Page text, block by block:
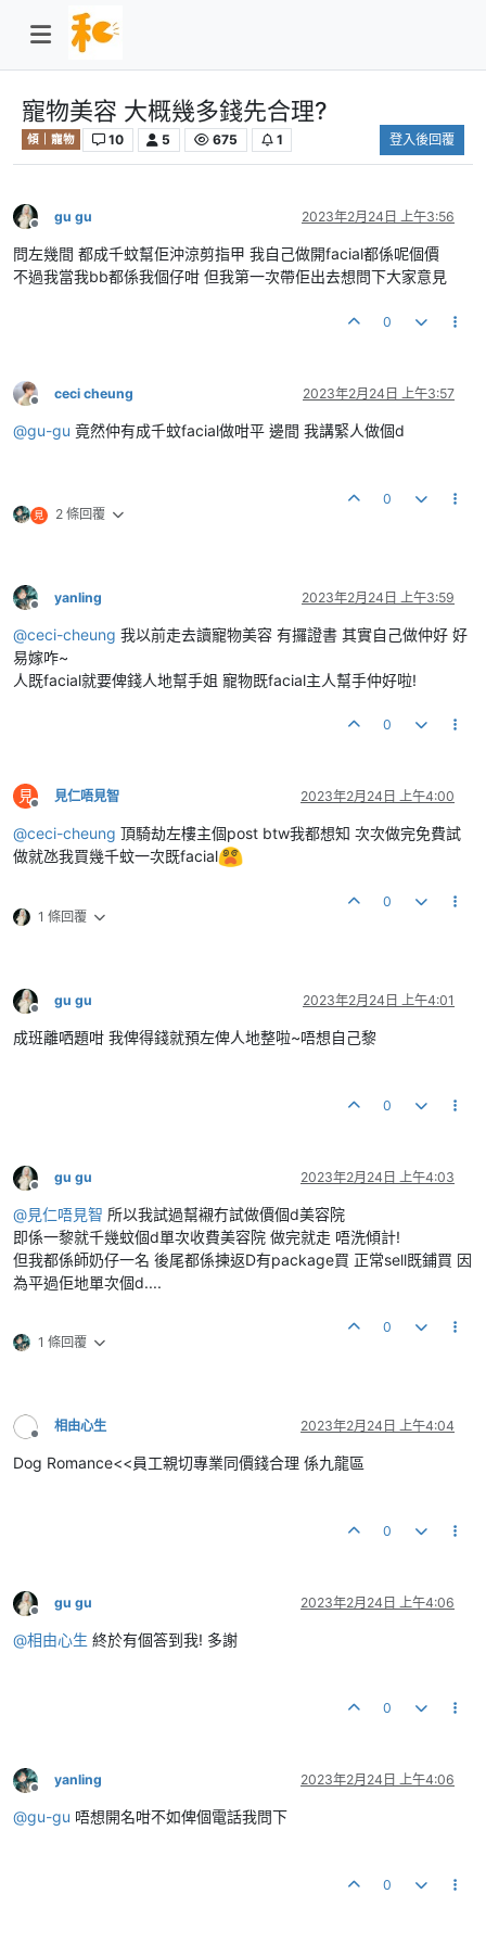
寵物美容 大概幾多錢先合理?
傾｜寵物 10 5 675 1 登入後回覆
離線
gu gu 2023年2月24日 上午3:56
問左幾間 都成千蚊幫佢沖涼剪指甲 我自己做開facial都係呢個價
不過我當我bb都係我個仔咁 但我第一次帶佢出去想問下大家意見
0
離線
ceci cheung 2023年2月24日 上午3:57
@gu-gu 竟然仲有成千蚊facial做咁平 邊間 我講緊人做個d
見 2 條回覆
0
離線
yanling 2023年2月24日 上午3:59
@ceci-cheung 我以前走去讀寵物美容 有攞證書 其實自己做仲好 好
易嫁咋~
人既facial就要俾錢人地幫手姐 寵物既facial主人幫手仲好啦!
0
見
離線
見仁唔見智 2023年2月24日 上午4:00
@ceci-cheung 頂騎劫左樓主個post btw我都想知 次次做完免費試
做就氹我買幾千蚊一次既facial
1 條回覆
0
離線
gu gu 2023年2月24日 上午4:01
成班離哂題咁 我俾得錢就預左俾人地整啦~唔想自己黎
0
離線
gu gu 2023年2月24日 上午4:03
@見仁唔見智 所以我試過幫襯冇試做價個d美容院
即係一黎就千幾蚊個d單次收費美容院 做完就走 唔洗傾計!
但我都係師奶仔一名 後尾都係揀返D有package買 正常sell既鋪買 因
為平過佢地單次個d....
1 條回覆
0
離線
相由心生 2023年2月24日 上午4:04
Dog Romance<<員工親切專業同價錢合理 係九龍區
0
離線
gu gu 2023年2月24日 上午4:06
@相由心生 終於有個答到我! 多謝
0
離線
yanling 2023年2月24日 上午4:06
@gu-gu 唔想開名咁不如俾個電話我問下
0